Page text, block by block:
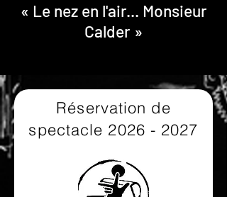
« Le nez en l'air... Monsieur
Calder »
Réservation de
spectacle 2026 - 2027